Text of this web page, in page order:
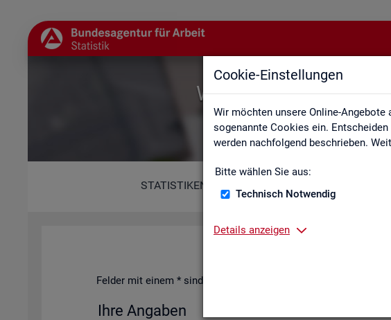
Cookie-Einstellungen
Wir möchten unsere Online-
sogenannte Cookies ein.
werden nachfolgend beschrieben.
Bitte wählen Sie aus:
Technisch Notwendig
Details anzeigen
Willkommen bei der
STATISTIKEN
Fel­der mit einem * sind Pflicht­fel­der und müs­sen aus­ge­füllt
Ihre An­ga­ben